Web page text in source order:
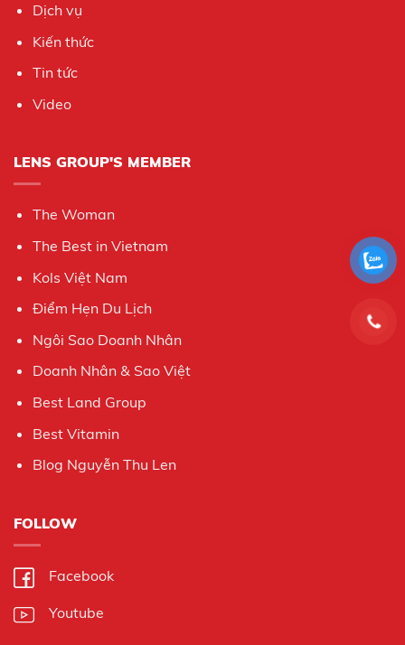
Dịch vụ
Kiến thức
Tin tức
Video
LENS GROUP'S MEMBER
The Woman
The Best in Vietnam
Kols Việt Nam
Điểm Hẹn Du Lịch
Ngôi Sao Doanh Nhân
Doanh Nhân & Sao Việt
Best Land Group
Best Vitamin
Blog Nguyễn Thu Len
FOLLOW
Facebook
Youtube